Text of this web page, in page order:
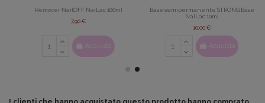
Remover NailOFF NaiLac 100ml
7,90 €
Acquista
Base semipermanente STRONG Base
NaiLac 10ml
10,00 €
Acquista